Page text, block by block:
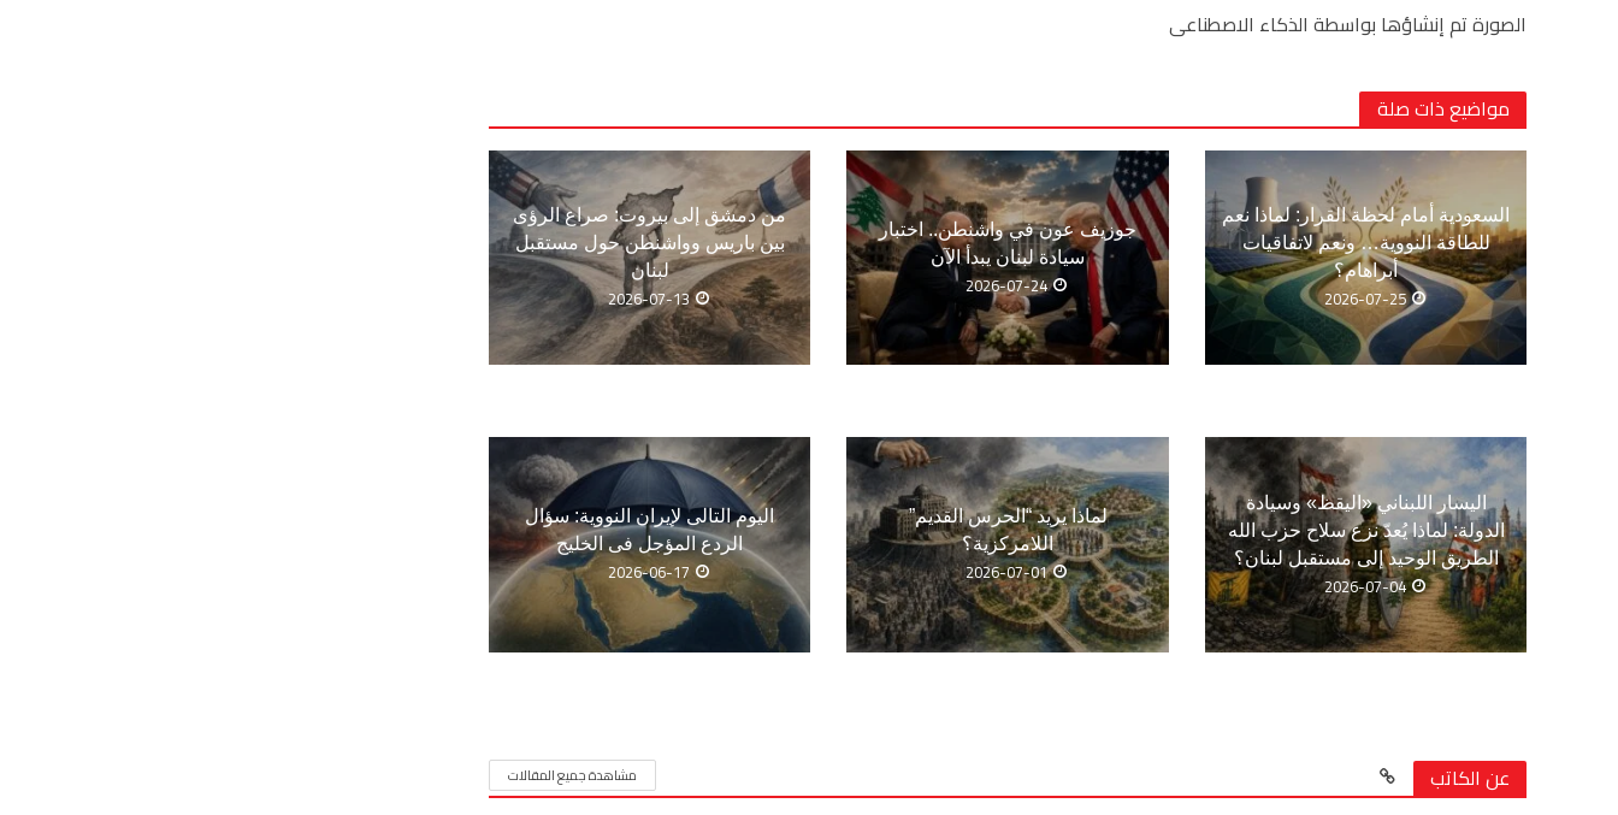
الصورة تم إنشاؤها بواسطة الذكاء الاصطناعى
مواضيع ذات صلة
السعودية أمام لحظة القرار: لماذا نعم
للطاقة النووية… ونعم لاتفاقيات
أبراهام؟
2026-07-25
جوزيف عون في واشنطن.. اختبار
سيادة لبنان يبدأ الآن
2026-07-24
من دمشق إلى بيروت: صراع الرؤى
بين باريس وواشنطن حول مستقبل
لبنان
2026-07-13
اليسار اللبناني «اليقظ» وسيادة
الدولة: لماذا يُعدّ نزع سلاح حزب الله
الطريق الوحيد إلى مستقبل لبنان؟
2026-07-04
لماذا يريد “الحرس القديم”
اللامركزية؟
2026-07-01
اليوم التالى لإيران النووية: سؤال
الردع المؤجل فى الخليج
2026-06-17
عن الكاتب مشاهدة جميع المقالات